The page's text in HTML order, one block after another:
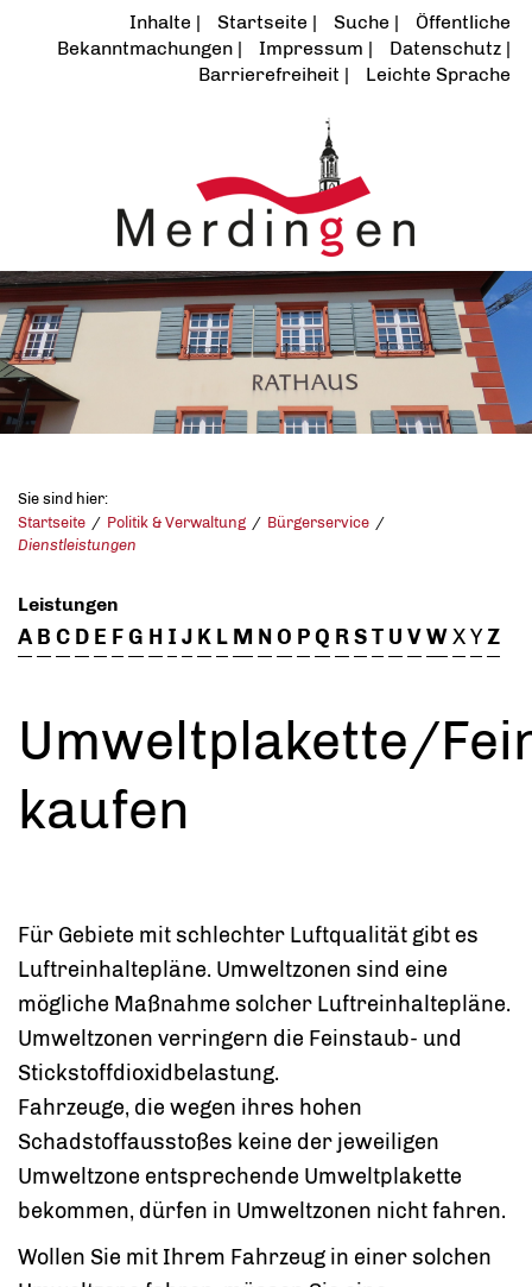
Inhalte Startseite Suche
Öffentliche
Bekanntmachungen
Impressum
Datenschutz
Barrierefreiheit
Leichte Sprache
Sie sind hier:
Startseite
Politik & Verwaltung
Bürgerservice
Dienstleistungen
Leistungen
A B C D E FG H I J K L M NO PQ RST U VWXYZ
Umweltplakette/
kaufen
Für Gebiete mit schlechter Luftqualität gibt es
Luftreinhaltepläne. Umweltzonen sind eine
mögliche Maßnahme solcher Luftreinhaltepläne.
Umweltzonen verringern die Feinstaub- und
Stickstoffdioxidbelastung.
Fahrzeuge, die wegen ihres hohen
Schadstoffausstoßes keine der jeweiligen
Umweltzone entsprechende Umweltplakette
bekommen, dürfen in Umweltzonen nicht fahren.
Wollen Sie mit Ihrem Fahrzeug in einer solchen